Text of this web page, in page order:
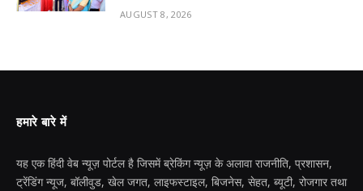
AUGUST 8, 2026
हमारे बारे में
यह एक हिंदी वेब न्यूज़ पोर्टल है जिसमें ब्रेकिंग न्यूज़ के अलावा राजनीति, प्रशासन,
ट्रेंडिंग न्यूज, बॉलीवुड, खेल जगत, लाइफस्टाइल, बिजनेस, सेहत, ब्यूटी, रोजगार तथा